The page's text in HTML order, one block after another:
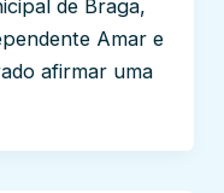
de Braga,
Amar e
afirmar uma